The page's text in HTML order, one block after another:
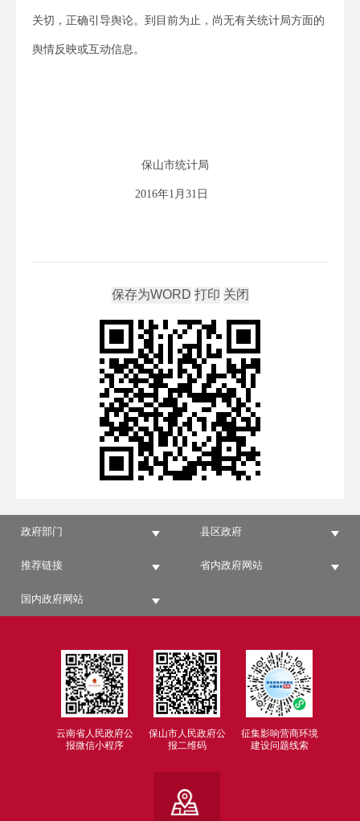
关切，正确引导舆论。到目前为止，尚无有关统计局方面的
舆情反映或互动信息。
保山市统计局
2016年1月31日
政府部门 县区政府
推荐链接 省内政府网站
国内政府网站
云南省人民政府公
报微信小程序
保山市人民政府公
报二维码
征集影响营商环境
建设问题线索